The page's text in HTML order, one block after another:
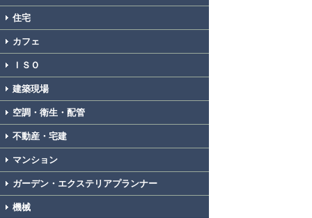
住宅
カフェ
ＩＳＯ
建築現場
空調・衛生・配管
不動産・宅建
マンション
ガーデン・エクステリアプランナー
機械